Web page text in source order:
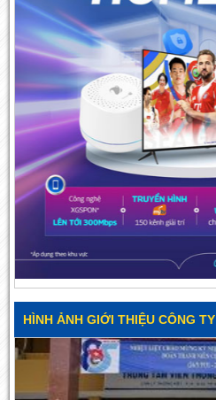
HÌNH ẢNH GIỚI THIỆU CÔNG TY